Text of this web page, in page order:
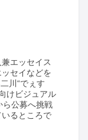
エッセイス
セイなどを
川“でぇす
けビジュアル
ら公募へ挑戦
るところで